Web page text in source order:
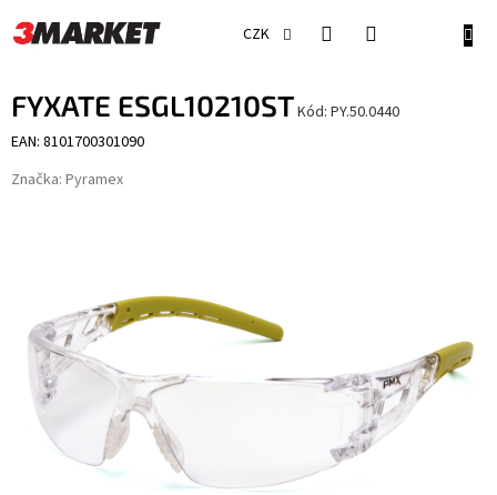
na
obsah
CZK
FYXATE ESGL10210STKód: PY.50.0440
EAN: 8101700301090
Značka: Pyramex